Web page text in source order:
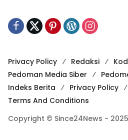
Privacy Policy Redaksi
Pedoman Media Siber
Indeks Berita
Privacy Policy
Terms And Conditions
Copyright © Since24News - 2025